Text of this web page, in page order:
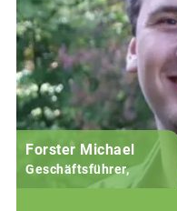
Forster Michael
Geschäftsführer,